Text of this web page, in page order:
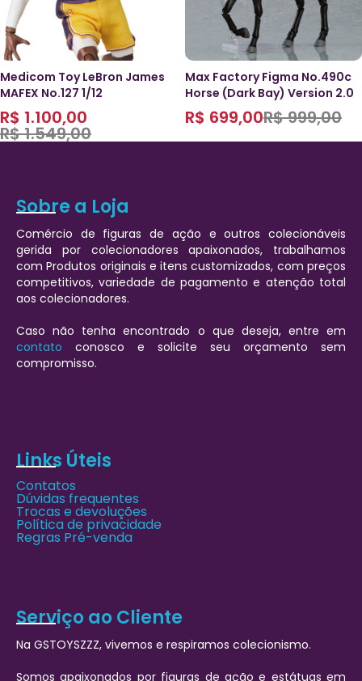
Medicom Toy LeBron James
MAFEX No.127 1/12
R$1.549,00
R$ 1.100,00
Max Factory Figma No.490c
Horse (Dark Bay) Version 2.0
R$999,00
R$ 699,00
Sobre a Loja
Comércio de figuras de ação e outros colecionáveis
gerida por colecionadores apaixonados, trabalhamos
com Produtos originais e itens customizados, com preços
competitivos, variedade de pagamento e atenção total
aos colecionadores.
Caso não tenha encontrado o que deseja, entre em
contato conosco e solicite seu orçamento sem
compromisso.
Links Úteis
Contatos
Dúvidas frequentes
Trocas e devoluções
Política de privacidade
Regras Pré-venda
Serviço ao Cliente
Na GSTOYSZZZ, vivemos e respiramos colecionismo.
Somos apaixonados por figuras de ação e estátuas em